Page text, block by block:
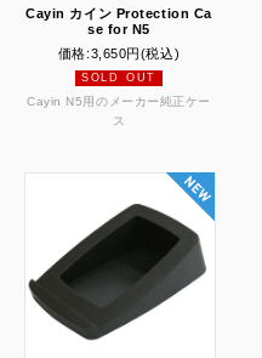
Cayin カイン Protection Ca
se for N5
価格:3,650円(税込)
SOLD OUT
Cayin N5用のメーカー純正ケー
ス